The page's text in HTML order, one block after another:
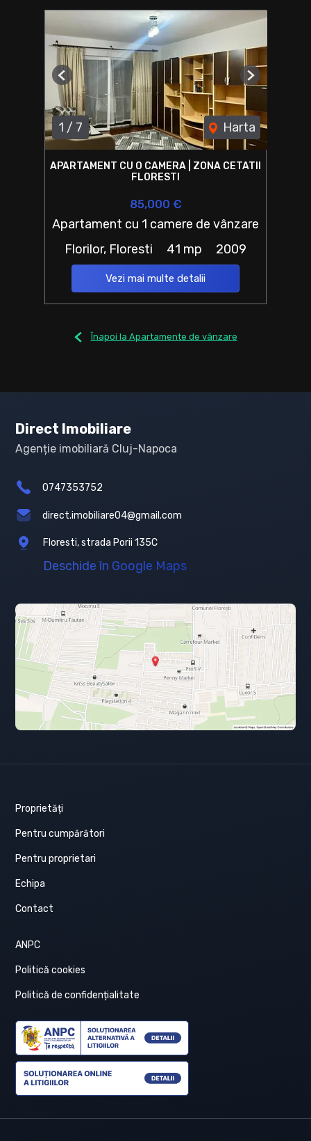
1 / 7 Harta
Previous Next
APARTAMENT CU O CAMERA | ZONA CETATII
FLORESTI
85,000 €
Apartament cu 1 camere de vânzare
Florilor, Floresti
41 mp 2009
Vezi mai multe detalii
Înapoi la Apartamente de vânzare
Direct Imobiliare
Agenție imobiliară Cluj-Napoca
0747353752
direct.imobiliare04@gmail.com
Floresti, strada Porii 135C
Deschide în Google Maps
Proprietăți
Pentru cumpărători
Pentru proprietari
Echipa
Contact
ANPC
Politică cookies
Politică de confidențialitate